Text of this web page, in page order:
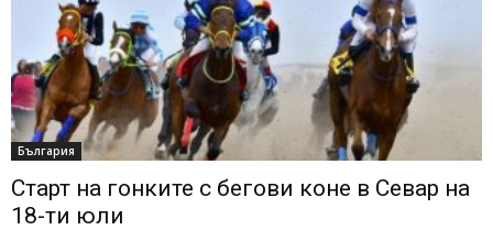
България
Старт на гонките с бегови коне в Севар на
18-ти юли